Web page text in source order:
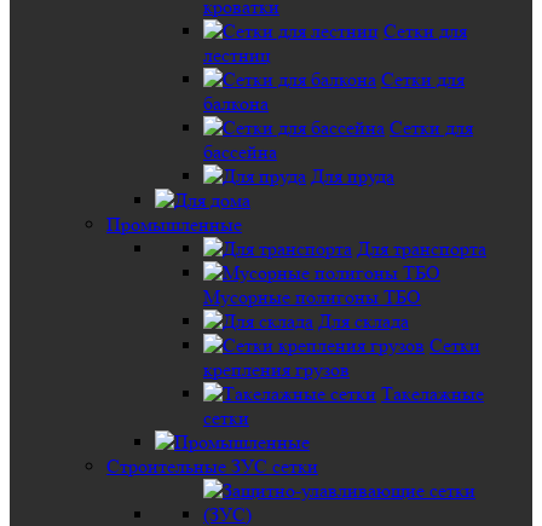
кроватки
Сетки для
лестниц
Сетки для
балкона
Сетки для
бассейна
Для пруда
Промышленные
Для транспорта
Мусорные полигоны ТБО
Для склада
Сетки
крепления грузов
Такелажные
сетки
Строительные ЗУС сетки